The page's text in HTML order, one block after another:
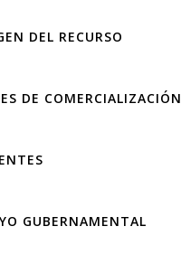
DEL RECURSO
DE COMERCIALIZACIÓN
GUBERNAMENTAL